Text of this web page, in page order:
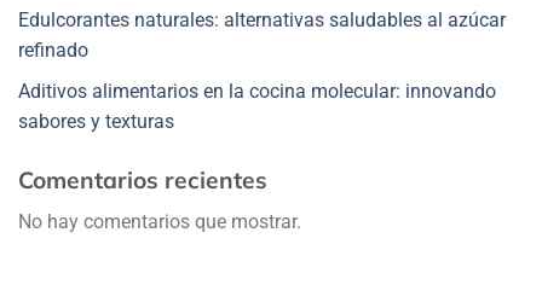
Edulcorantes naturales: alternativas saludables al azúcar
refinado
Aditivos alimentarios en la cocina molecular: innovando
sabores y texturas
Comentarios recientes
No hay comentarios que mostrar.